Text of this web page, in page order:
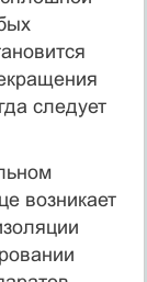
следует
возникает